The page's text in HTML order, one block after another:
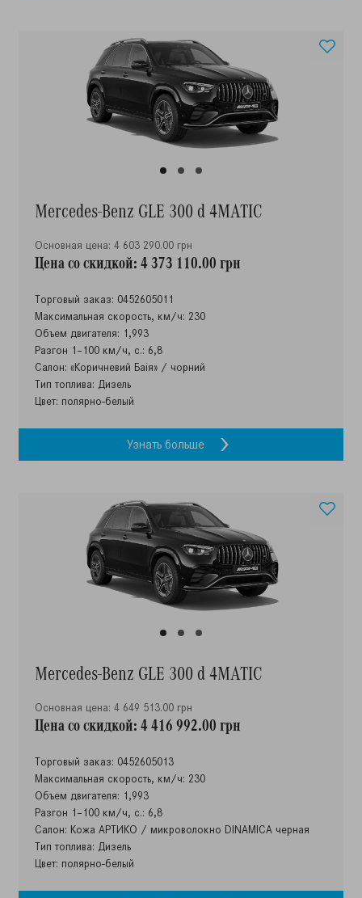
Mercedes-Benz GLE 300 d 4MATIC
Основная цена: 4 603 290.00 грн
Цена со скидкой: 4 373 110.00 грн
Торговый заказ: 0452605011
Максимальная скорость, км/ч: 230
Объем двигателя: 1,993
Разгон 1–100 км/ч, с.: 6,8
Салон: «Коричневий Баія» / чорний
Тип топлива: Дизель
Цвет: полярно-белый
Узнать больше
Mercedes-Benz GLE 300 d 4MATIC
Основная цена: 4 649 513.00 грн
Цена со скидкой: 4 416 992.00 грн
Торговый заказ: 0452605013
Максимальная скорость, км/ч: 230
Объем двигателя: 1,993
Разгон 1–100 км/ч, с.: 6,8
Салон: Кожа АРТИКО / микроволокно DINAMICA черная
Тип топлива: Дизель
Цвет: полярно-белый